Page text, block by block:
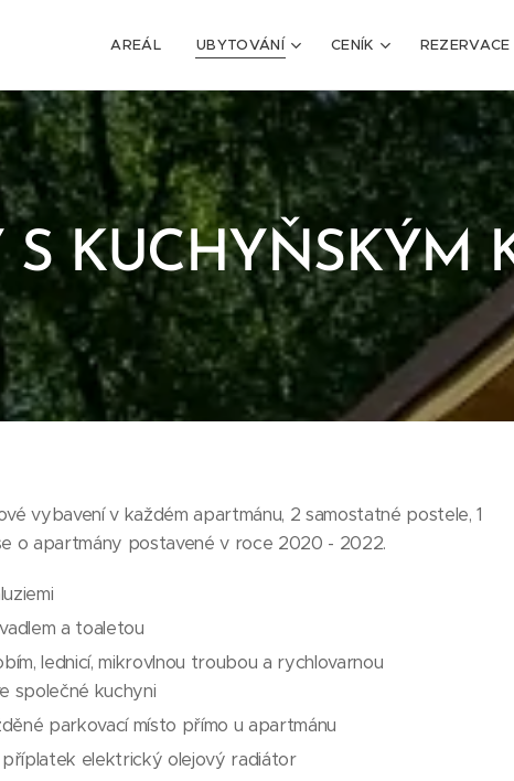
AREÁL UBYTOVÁNÍ CENÍK REZERVACE
KUCHYŇSKÝM
vybavení v každém apartmánu, 2 samostatné postele, 1
o apartmány postavené v roce 2020 - 2022.
a toaletou
lednicí, mikrovlnou troubou a rychlovarnou
společné kuchyni
parkovací místo přímo u apartmánu
elektrický olejový radiátor